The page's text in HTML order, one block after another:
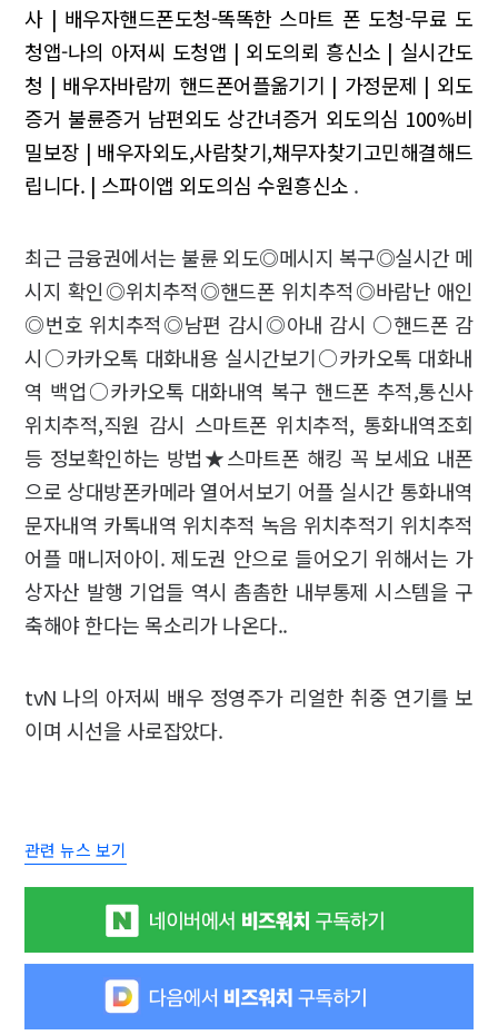
사 | 배우자핸드폰도청-똑똑한 스마트 폰 도청-무료 도
청앱-나의 아저씨 도청앱 | 외도의뢰 흥신소 | 실시간도
청 | 배우자바람끼 핸드폰어플옮기기 | 가정문제 | 외도
증거 불륜증거 남편외도 상간녀증거 외도의심 100%비
밀보장 | 배우자외도,사람찾기,채무자찾기고민해결해드
립니다. | 스파이앱 외도의심 수원흥신소 .
최근 금융권에서는 불륜 외도◎메시지 복구◎실시간 메
시지 확인◎위치추적◎핸드폰 위치추적◎바람난 애인
◎번호 위치추적◎남편 감시◎아내 감시 ○핸드폰 감
시○카카오톡 대화내용 실시간보기○카카오톡 대화내
역 백업○카카오톡 대화내역 복구 핸드폰 추적,통신사
위치추적,직원 감시 스마트폰 위치추적, 통화내역조회
등 정보확인하는 방법★스마트폰 해킹 꼭 보세요 내폰
으로 상대방폰카메라 열어서보기 어플 실시간 통화내역
문자내역 카톡내역 위치추적 녹음 위치추적기 위치추적
어플 매니저아이. 제도권 안으로 들어오기 위해서는 가
상자산 발행 기업들 역시 촘촘한 내부통제 시스템을 구
축해야 한다는 목소리가 나온다..
tvN 나의 아저씨 배우 정영주가 리얼한 취중 연기를 보
이며 시선을 사로잡았다.
관련 뉴스 보기